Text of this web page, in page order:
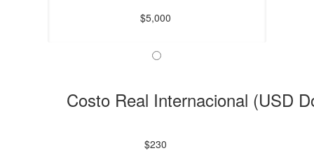
$5,000
Costo Real Internacional (USD
$230